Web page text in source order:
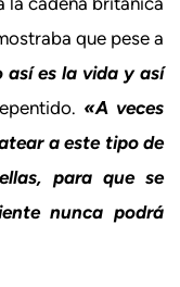
que pese a
así es la vida y así
«A veces
a este tipo de
para que se
nunca podrá